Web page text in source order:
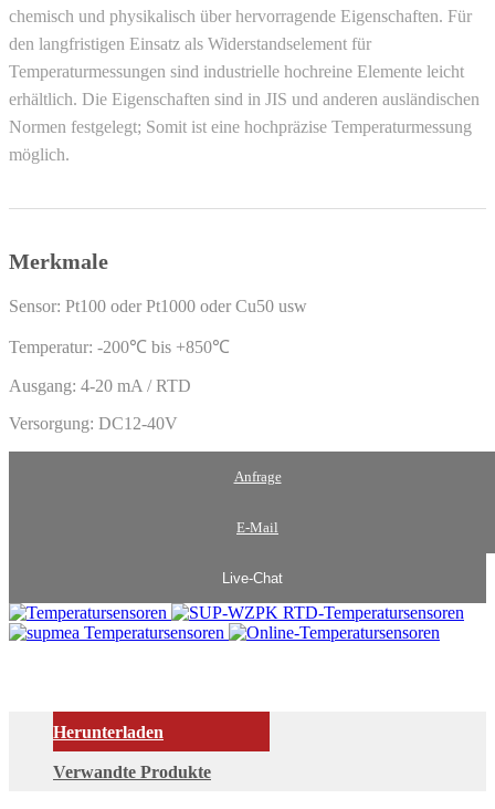
chemisch und physikalisch über hervorragende Eigenschaften. Für
den langfristigen Einsatz als Widerstandselement für
Temperaturmessungen sind industrielle hochreine Elemente leicht
erhältlich. Die Eigenschaften sind in JIS und anderen ausländischen
Normen festgelegt; Somit ist eine hochpräzise Temperaturmessung
möglich.
Merkmale
Sensor: Pt100 oder Pt1000 oder Cu50 usw
Temperatur: -200℃ bis +850℃
Ausgang: 4-20 mA / RTD
Versorgung: DC12-40V
Anfrage
E-Mail
Live-Chat
Herunterladen
Verwandte Produkte